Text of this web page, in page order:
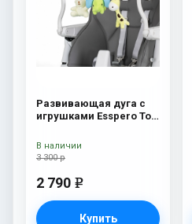
Развивающая дуга с
игрушками Esspero Toy
3 300 р
2 790 e
Купить
В наличии